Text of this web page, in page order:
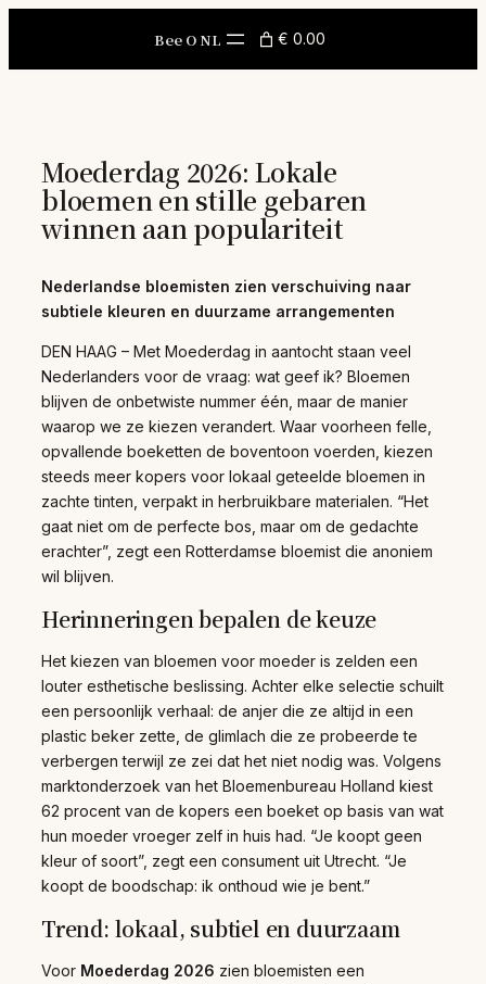
Bee O NL € 0.00
Moederdag 2026: Lokale
bloemen en stille gebaren
winnen aan populariteit
Nederlandse bloemisten zien verschuiving naar
subtiele kleuren en duurzame arrangementen
DEN HAAG – Met Moederdag in aantocht staan veel
Nederlanders voor de vraag: wat geef ik? Bloemen
blijven de onbetwiste nummer één, maar de manier
waarop we ze kiezen verandert. Waar voorheen felle,
opvallende boeketten de boventoon voerden, kiezen
steeds meer kopers voor lokaal geteelde bloemen in
zachte tinten, verpakt in herbruikbare materialen. “Het
gaat niet om de perfecte bos, maar om de gedachte
erachter”, zegt een Rotterdamse bloemist die anoniem
wil blijven.
Herinneringen bepalen de keuze
Het kiezen van bloemen voor moeder is zelden een
louter esthetische beslissing. Achter elke selectie schuilt
een persoonlijk verhaal: de anjer die ze altijd in een
plastic beker zette, de glimlach die ze probeerde te
verbergen terwijl ze zei dat het niet nodig was. Volgens
marktonderzoek van het Bloemenbureau Holland kiest
62 procent van de kopers een boeket op basis van wat
hun moeder vroeger zelf in huis had. “Je koopt geen
kleur of soort”, zegt een consument uit Utrecht. “Je
koopt de boodschap: ik onthoud wie je bent.”
Trend: lokaal, subtiel en duurzaam
Voor Moederdag 2026 zien bloemisten een